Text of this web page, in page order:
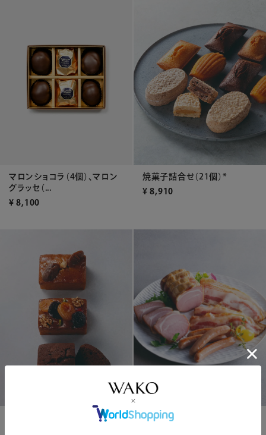
マロンショコラ（4個）、マロン
グラッセ（...
¥ 8,100
焼菓子詰合せ（21個）*
¥ 8,910
ケーク3種（フィグ＆フリュイ＆
TOKYO Xグルメセット3種 *